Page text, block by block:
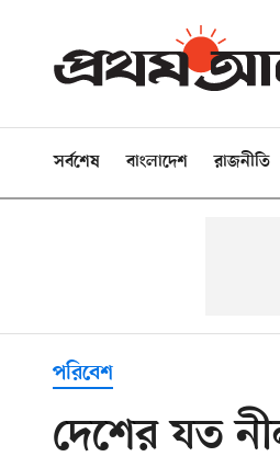
সর্বশেষ বাংলাদেশ রাজনীতি
পরিবেশ
দেশের যত